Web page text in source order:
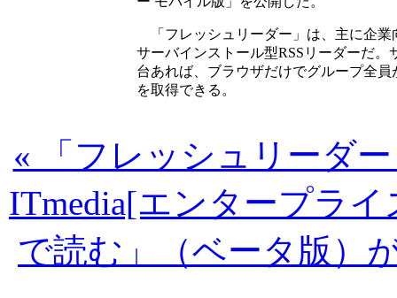
「フレッシュリーダー」は、主に企業
サーバインストール型RSSリーダーだ。
台あれば、ブラウザだけでグループ全
を取得できる。
« 「フレッシュリーダ
ITmedia[エンタープラ
で読む」（ベータ版）